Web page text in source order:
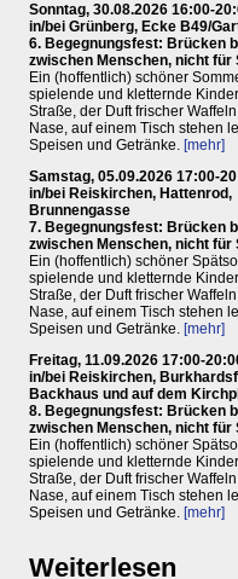
Sonntag, 30.08.2026 16:00-
in/bei Grünberg, Ecke B49/
6. Begegnungsfest: Brücken
zwischen Menschen, nicht für
Ein (hoffentlich) schöner
spielende und kletternde
Straße, der Duft frischer
Nase, auf einem Tisch stehen
Speisen und Getränke. [mehr]
Samstag, 05.09.2026 17:00-
in/bei Reiskirchen, Hattenrod,
Brunnengasse
7. Begegnungsfest: Brücken
zwischen Menschen, nicht für
Ein (hoffentlich) schöner
spielende und kletternde
Straße, der Duft frischer
Nase, auf einem Tisch stehen
Speisen und Getränke. [mehr]
Freitag, 11.09.2026 17:00-
in/bei Reiskirchen,
Backhaus und auf dem
8. Begegnungsfest: Brücken
zwischen Menschen, nicht für
Ein (hoffentlich) schöner
spielende und kletternde
Straße, der Duft frischer
Nase, auf einem Tisch stehen
Speisen und Getränke. [mehr]
Weiterlesen